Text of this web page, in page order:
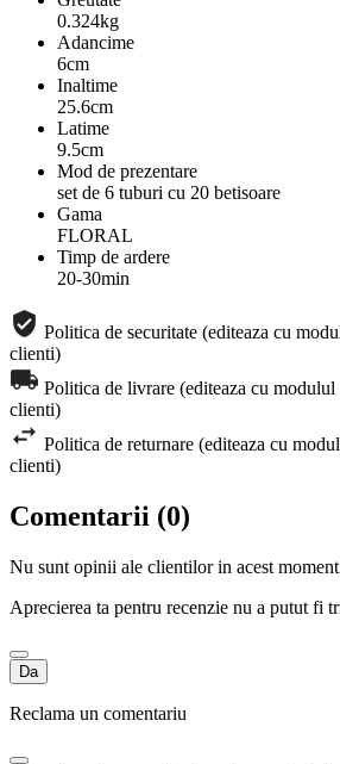
0.324kg
Adancime
6cm
Inaltime
25.6cm
Latime
9.5cm
Mod de prezentare
set de 6 tuburi cu 20 betisoare
Gama
FLORAL
Timp de ardere
20-30min
Politica de securitate (editeaza cu
clienti)
Politica de livrare (editeaza cu modulul
clienti)
Politica de returnare (editeaza cu
clienti)
Comentarii (0)
Nu sunt opinii ale clientilor in acest
Aprecierea ta pentru recenzie nu a putut fi
Da
Reclama un comentariu